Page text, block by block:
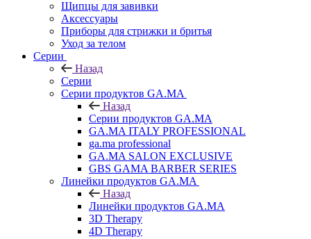
Щипцы для завивки
Аксессуары
Приборы для стрижки и бритья
Уход за телом
Серии
Назад
Серии
Серии продуктов GA.MA
Назад
Серии продуктов GA.MA
GA.MA ITALY PROFESSIONAL
ga.ma professional
GA.MA SALON EXCLUSIVE
GBS GAMA BARBER SERIES
Линейки продуктов GA.MA
Назад
Линейки продуктов GA.MA
3D Therapy
4D Therapy